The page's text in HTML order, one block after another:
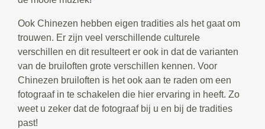
Ook Chinezen hebben eigen tradities als het gaat om
trouwen. Er zijn veel verschillende culturele
verschillen en dit resulteert er ook in dat de varianten
van de bruiloften grote verschillen kennen. Voor
Chinezen bruiloften is het ook aan te raden om een
fotograaf in te schakelen die hier ervaring in heeft. Zo
weet u zeker dat de fotograaf bij u en bij de tradities
past!